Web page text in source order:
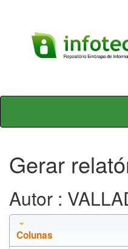
Skip
Gerar
Autor :
Colunas